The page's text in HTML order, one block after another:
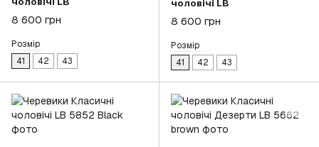
8 600 грн
Розмір
41
42 43
чоловічі LB
8 600 грн
Розмір
41
42 43